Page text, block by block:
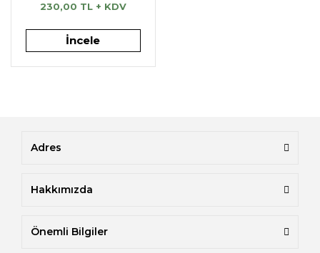
230,00 TL + KDV
İncele
Adres
Hakkımızda
Önemli Bilgiler